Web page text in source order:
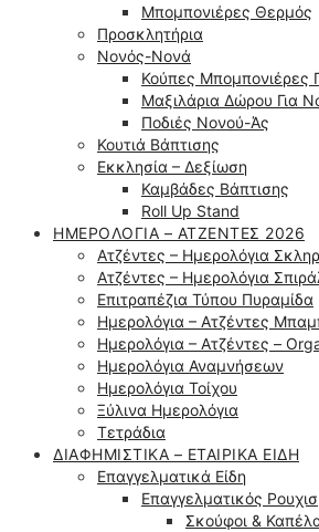
Μπομπονιέρες Θερμός
Προσκλητήρια
Νονός-Νονά
Κούπες Μπομπονιέρες
Μαξιλάρια Δώρου Για
Ποδιές Νονού-Άς
Κουτιά Βάπτισης
Εκκλησία – Δεξίωση
Καμβάδες Βάπτισης
Roll Up Stand
ΗΜΕΡΟΛΌΓΙΑ – ΑΤΖΈΝΤΕΣ 2026
Ατζέντες – Ημερολόγια
Ατζέντες – Ημερολόγια
Επιτραπέζια Τύπου Πυραμίδα
Ημερολόγια – Ατζέντες
Ημερολόγια – Ατζέντες –
Ημερολόγια Αναμνήσεων
Ημερολόγια Τοίχου
Ξύλινα Ημερολόγια
Τετράδια
ΔΙΑΦΗΜΙΣΤΙΚΆ – ΕΤΑΙΡΙΚΆ ΕΊΔΗ
Επαγγελματικά Είδη
Επαγγελματικός
Σκούφοι &